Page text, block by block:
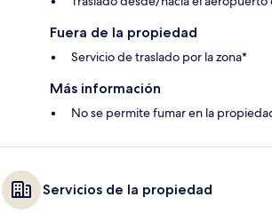
Fuera de la propiedad
Servicio de traslado por la zona*
Más información
No se permite fumar en la
Servicios de la propiedad